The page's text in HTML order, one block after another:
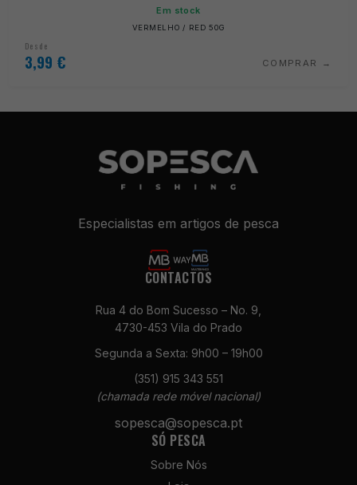
Em stock
VERMELHO / RED 50G
Desde
3,99 € COMPRAR
Especialistas em artigos de pesca
CONTACTOS
Rua 4 do Bom Sucesso – No. 9,
4730-453 Vila do Prado
Segunda a Sexta: 9h00 – 19h00
(351) 915 343 551
(chamada rede móvel nacional)
sopesca@sopesca.pt
SÓ PESCA
Sobre Nós